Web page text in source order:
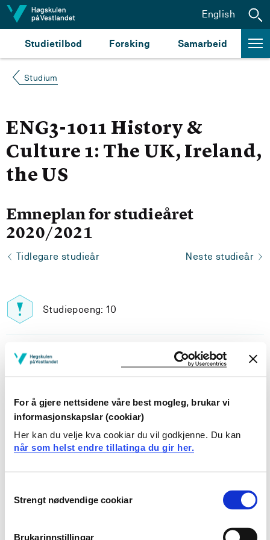
For å gjere nettsidene våre best mogleg, brukar vi
informasjonskapslar (cookiar)
Her kan du velje kva cookiar du vil godkjenne. Du kan
når som helst endre tillatinga du gir her.
Selection
Strengt nødvendige cookiar
Brukarinnstillingar
Hopp til innhald
Studietilbod Forsking Samarbeid
English
Studium
ENG3-1011 History &
Culture 1: The UK, Ireland,
the US
Emneplan for studieåret
2020/2021
Tidlegare studieår Neste studieår
Studiepoeng: 10
Pensum-/litteraturliste
Inngår i:
Engelsk | årsstudium
Innvekslingsstudent - FLKI - Sogndal